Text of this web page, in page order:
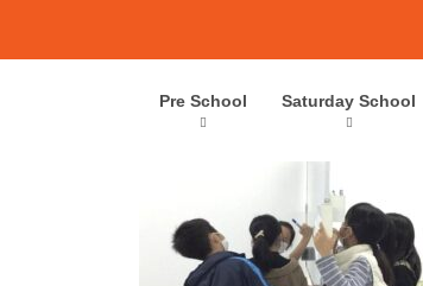
Pre School Saturday School